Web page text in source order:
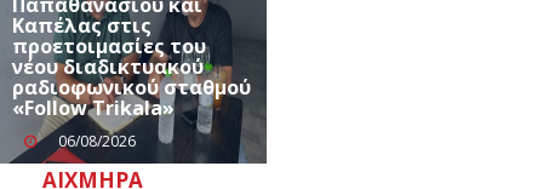
Καπέλας στις
προετοιμασίες του
νέου διαδικτυακού
ραδιοφωνικού σταθμού
«Follow Trikala»
06/08/2026
ΑΙΧΜΗΡΆ